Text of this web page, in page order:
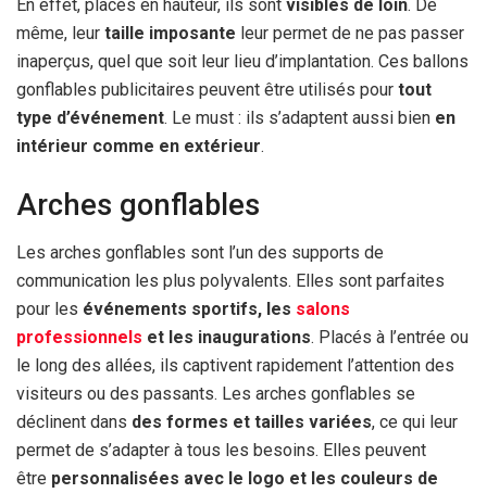
En effet, placés en hauteur, ils sont visibles de loin. De
même, leur taille imposante leur permet de ne pas passer
inaperçus, quel que soit leur lieu d’implantation. Ces ballons
gonflables publicitaires peuvent être utilisés pour tout
type d’événement. Le must : ils s’adaptent aussi bien en
intérieur comme en extérieur.
Arches gonflables
Les arches gonflables sont l’un des supports de
communication les plus polyvalents. Elles sont parfaites
pour les événements sportifs, les salons
professionnels et les inaugurations. Placés à l’entrée ou
le long des allées, ils captivent rapidement l’attention des
visiteurs ou des passants. Les arches gonflables se
déclinent dans des formes et tailles variées, ce qui leur
permet de s’adapter à tous les besoins. Elles peuvent
être personnalisées avec le logo et les couleurs de